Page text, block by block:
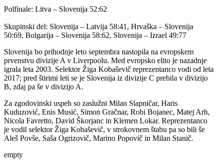
Polfinale: Litva – Slovenija 52:62
Skupinski del: Slovenija – Latvija 58:41, Hrvaška – Slovenija
50:69, Bolgarija – Slovenija 58:62, Slovenija – Izrael 49:77
Slovenija bo prihodnje leto septembra nastopila na evropskem
prvenstvu divizije A v Liverpoolu. Med evropsko elito je nazadnje
igrala leta 2003. Selektor Žiga Kobaševič reprezentanco vodi od leta
2017; pred štirimi leti se je Slovenija iz divizije C prebila v divizijo
B, zdaj pa še v divizijo A.
Za zgodovinski uspeh so zaslužni Milan Slapničar, Haris
Kuduzović, Enis Musić, Simon Gračnar, Robi Bojanec, Matej Arh,
Nicola Favretto, David Škorjanc in Klemen Lokar. Reprezentanco
je vodil selektor Žiga Kobaševič, v strokovnem štabu pa so bili še
Aleš Povše, Saša Ogrizovič, Marino Popovič in Milan Stanič.
empty